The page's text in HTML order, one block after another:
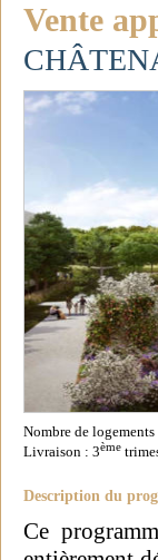
Vente
Nombre de logements
Livraison : 3ème
Description du
Ce